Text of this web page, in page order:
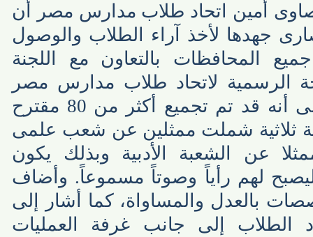
أمين اتحاد طلاب مدارس مصر أن
جهدها لأخذ آراء الطلاب والوصول
بالتعاون مع اللجنة
لاتحاد طلاب مدارس مصر
على الفيس بوك، مشيراً إلى أنه قد تم تجميع أكثر من 80 مقترح
ثلاثية شملت ممثلين عن شعب علمى
عن الشعبة الأدبية وبذلك يكون
لهم رأياً وصوتاً مسموعاً. وأضاف
بالعدل والمساواة، كما أشار إلى
إلى جانب غرفة العمليات